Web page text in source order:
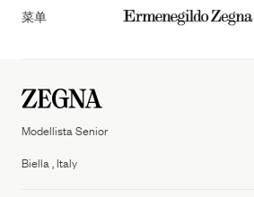
菜单
Modellista Senior
Biella , Italy